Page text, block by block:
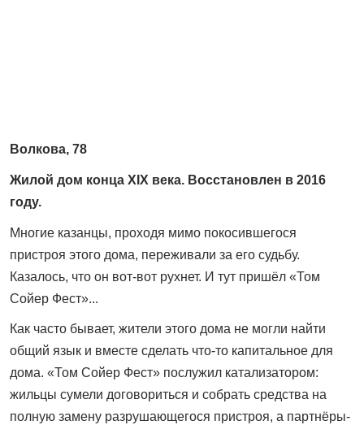
Волкова, 78
Жилой дом конца XIX века. Восстановлен в 2016
году.
Многие казанцы, проходя мимо покосившегося
пристроя этого дома, переживали за его судьбу.
Казалось, что он вот-вот рухнет. И тут пришёл «Том
Сойер Фест»...
Как часто бывает, жители этого дома не могли найти
общий язык и вместе сделать что-то капитальное для
дома. «Том Сойер Фест» послужил катализатором:
жильцы сумели договориться и собрать средства на
полную замену разрушающегося пристроя, а партнёры-